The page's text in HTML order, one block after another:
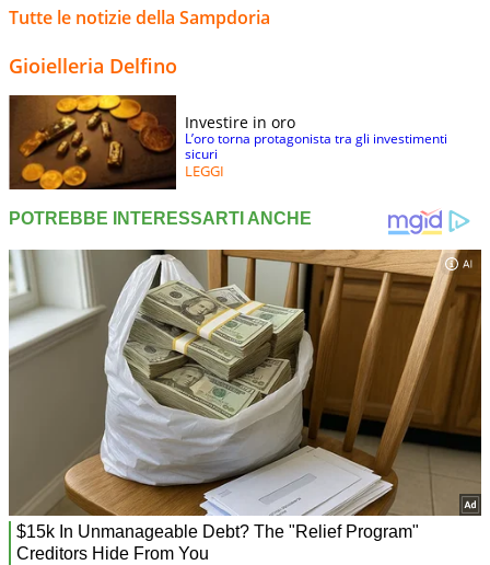
Tutte le notizie della Sampdoria
Gioielleria Delfino
Investire in oro
L’oro torna protagonista tra gli investimenti
sicuri
LEGGI